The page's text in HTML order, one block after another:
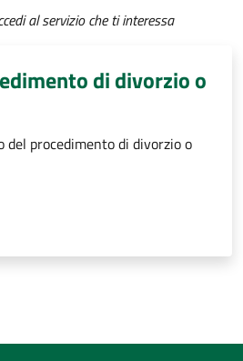
al servizio che ti interessa
di divorzio o
del procedimento di divorzio o